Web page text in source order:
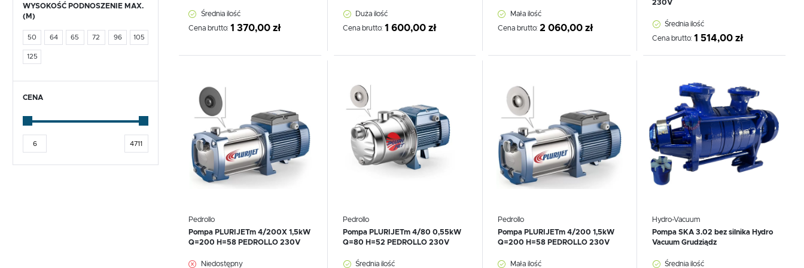
WYSOKOŚĆ PODNOSZENIE MAX.
(M)
50 64 65 72 96 105
125
CENA
długotrwałym i bezproblemowym użytkowaniu, co sprawia, że są idealnym wyborem zarówno dla gospodarstw domowych, jak i dla rolnictwa.
Inwestując w pompy hydroforowe firmy Auguściak, zyskują Państwo pewność, że wybrane urządzenie będzie działać efektywnie i niezawodnie przez
wiele lat, zapewniając stały dostęp do wody i komfort użytkowania.
Średnia ilość
Cena brutto: 1 370,00 zł
Duża ilość
Cena brutto:1 600,00 zł
Mała ilość
Cena brutto: 2 060,00 zł
230V
Średnia ilość
Cena brutto:1 514,00 zł
Pedrollo
Pompa PLURIJETm 4/200X 1,5kW
Q=200 H=58 PEDROLLO 230V
Niedostępny
Pedrollo
Pompa PLURIJETm 4/80 0,55kW
Q=80 H=52 PEDROLLO 230V
Średnia ilość
Pedrollo
Pompa PLURIJETm 4/200 1,5kW
Q=200 H=58 PEDROLLO 230V
Mała ilość
Hydro-Vacuum
Pompa SKA 3.02 bez silnika Hydro
Vacuum Grudziądz
Średnia ilość
USTAWIENIA